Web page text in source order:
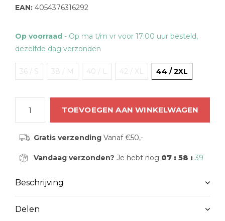
EAN: 4054376316292
Op voorraad - Op ma t/m vr voor 17:00 uur besteld,
dezelfde dag verzonden
36 / S 38 / M 40 / L 42 / XL 44 / 2XL
TOEVOEGEN AAN WINKELWAGEN
Gratis verzendingVanaf €50,-
Vandaag verzonden? Je hebt nog 07 : 58 : 38
Beschrijving
Delen